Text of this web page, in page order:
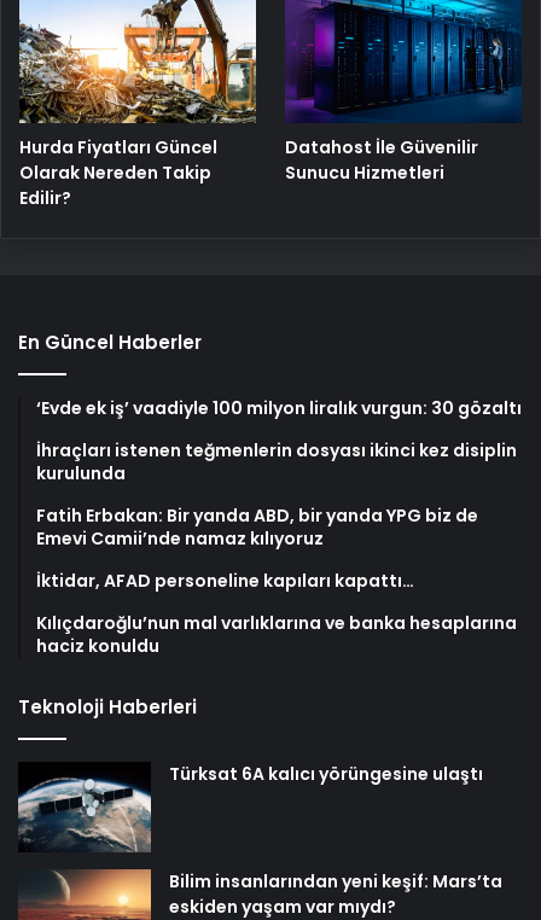
Hurda Fiyatları Güncel
Olarak Nereden Takip
Edilir?
Datahost İle Güvenilir
Sunucu Hizmetleri
En Güncel Haberler
‘Evde ek iş’ vaadiyle 100 milyon liralık vurgun: 30 gözaltı
İhraçları istenen teğmenlerin dosyası ikinci kez disiplin
kurulunda
Fatih Erbakan: Bir yanda ABD, bir yanda YPG biz de
Emevi Camii’nde namaz kılıyoruz
İktidar, AFAD personeline kapıları kapattı…
Kılıçdaroğlu’nun mal varlıklarına ve banka hesaplarına
haciz konuldu
Teknoloji Haberleri
Türksat 6A kalıcı yörüngesine ulaştı
Bilim insanlarından yeni keşif: Mars’ta
eskiden yaşam var mıydı?